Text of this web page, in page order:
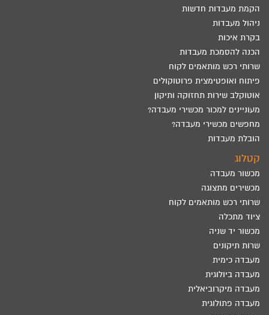
הקמת מעבדות חדשות
ניהול מעבדות
בקרת איכות
הכנה להסמכת מעבדות
שרותי רכש מותאמים לקוח
פיתוח ואופטימצית פרוטוקולים
אוטוקלב שירות תחזוקה ותיקון
מעוניינים למכור מכשירי מעבדה?
מחפשים מכשירי מעבדה?
הובלת מעבדות
קטלוג
מכשור מעבדה
מכשירים מתצוגה
שרותי רכש מותאמים לקוח
ציוד מתכלה
מכשור יד שניה
שרות תיקונים
מעבדה כימית
מעבדה ביולוגית
מעבדה מיקרוביאלית
מעבדה פתולוגית